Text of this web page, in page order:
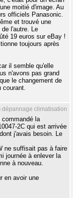
moitié d'image. Au
officiels Panasonic.
et trouvé une
l'autre. Le
19 euros sur eBay !
toujours après
il semble qu'elle
n'avons pas grand
le changement de
courant.
dépannage climatisation
la
2C qui est arrivée
j'avais besoin. Le
ne suffisait pas à faire
journée à enlever la
à nouveau.
en avoir une